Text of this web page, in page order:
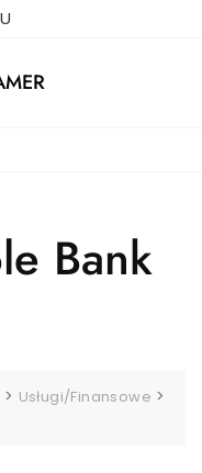
Bank
> Usługi/Finansowe >